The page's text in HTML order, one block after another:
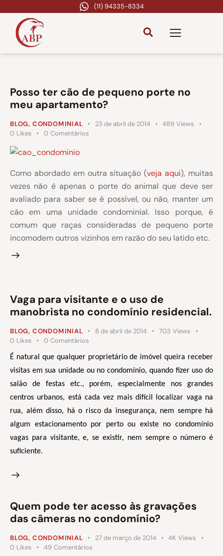
(11) 94335-8334
Posso ter cão de pequeno porte no
meu apartamento?
BLOG, CONDOMINIAL 23 de abril de 2014 489 Views
0 Likes 0 Comentários
Como abordado em outra situação (veja aqui), muitas
vezes não é apenas o porte do animal que deve ser
avaliado para saber se é possível, ou não, manter um
cão em uma unidade condominial. Isso porque, é
comum que raças consideradas de pequeno porte
incomodem outros vizinhos em razão do seu latido etc.
Vaga para visitante e o uso de
manobrista no condomínio residencial.
BLOG, CONDOMINIAL 8 de abril de 2014 703 Views
0 Likes 0 Comentários
É natural que qualquer proprietário de imóvel queira receber
visitas em sua unidade ou no condomínio, quando fizer uso do
salão de festas etc., porém, especialmente nos grandes
centros urbanos, está cada vez mais difícil localizar vaga na
rua, além disso, há o risco da insegurança, nem sempre há
algum estacionamento por perto ou existe no condomínio
vagas para visitante, e, se existir, nem sempre o número é
suficiente.
Quem pode ter acesso às gravações
das câmeras no condomínio?
BLOG, CONDOMINIAL 27 de março de 2014 4K Views
0 Likes 49 Comentários